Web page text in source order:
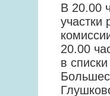
В 20.00
участки
20.00
в